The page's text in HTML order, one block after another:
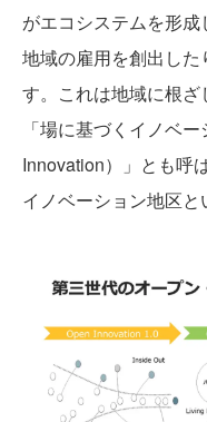
がエコシステムを形
地域の雇用を創出した
す。これは地域に根
「場に基づくイノベ
Innovation）」とも呼
イノベーション地区と